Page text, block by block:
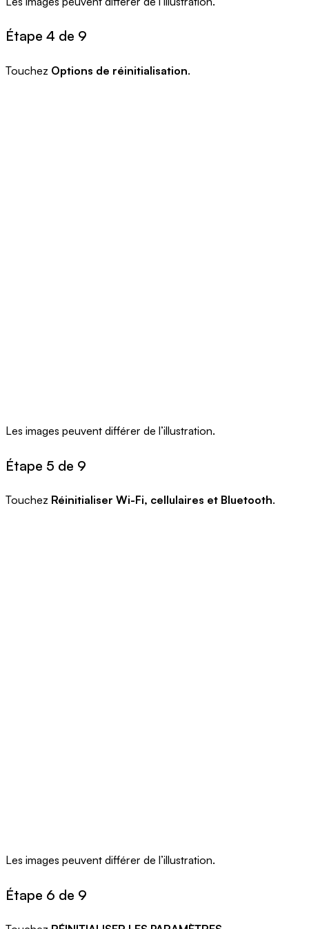
Étape 4 de 9
Touchez Options de réinitialisation.
Les images peuvent différer de l’illustration.
Étape 5 de 9
Touchez Réinitialiser Wi-Fi, cellulaires et Bluetooth.
Les images peuvent différer de l’illustration.
Étape 6 de 9